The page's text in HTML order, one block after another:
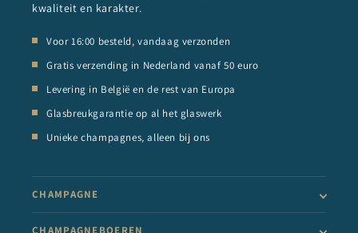
kwaliteit en karakter.
Voor 16:00 besteld, vandaag verzonden
Gratis verzending in Nederland vanaf 50 euro
Levering in België en de rest van Europa
Glasbreukgarantie op al het glaswerk
Unieke champagnes, alleen bij ons
CHAMPAGNE
CHAMPAGNEBOEREN